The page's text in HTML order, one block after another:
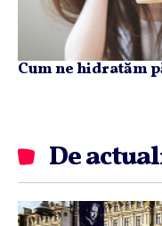
Cum ne hidratăm
De